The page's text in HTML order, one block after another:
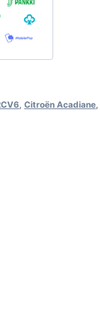
,Citroën Acadiane